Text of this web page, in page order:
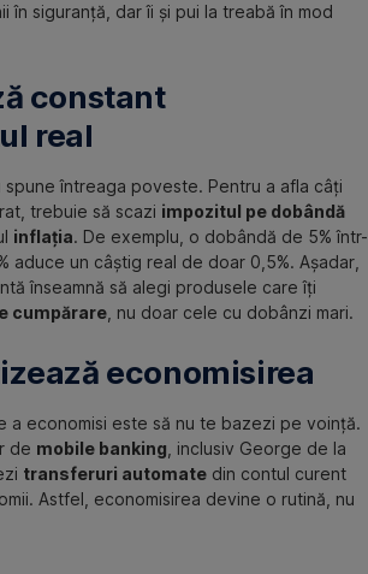
în siguranță, dar îi și pui la treabă în mod
constant
real
spune întreaga poveste. Pentru a afla câți
trebuie să scazi impozitul pe dobândă
inflația. De exemplu, o dobândă de 5% într-
aduce un câștig real de doar 0,5%. Așadar,
înseamnă să alegi produsele care îți
cumpărare , nu doar cele cu dobânzi mari.
economisirea
a economisi este să nu te bazezi pe voință.
de mobile banking , inclusiv George de la
transferuri automate din contul curent
Astfel, economisirea devine o rutină, nu